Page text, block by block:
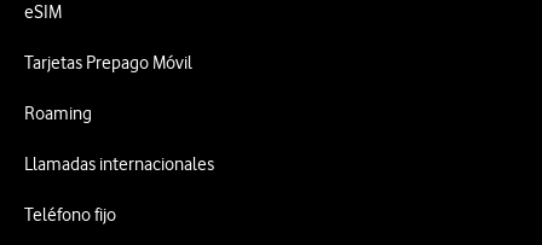
eSIM
Tarjetas Prepago Móvil
Roaming
Llamadas internacionales
Teléfono fijo